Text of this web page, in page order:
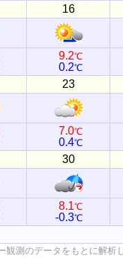
16
9.2℃
0.2℃
23
7.0℃
0.4℃
30
8.1℃
-0.3℃
観測のデータをもとに解